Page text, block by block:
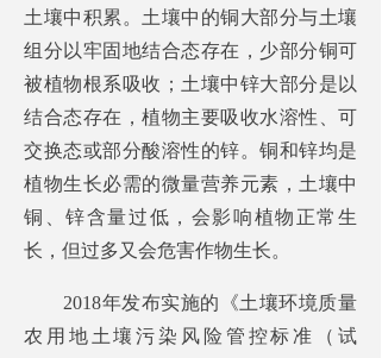
土壤中积累。土壤中的铜大部分与土壤
组分以牢固地结合态存在，少部分铜可
被植物根系吸收；土壤中锌大部分是以
结合态存在，植物主要吸收水溶性、可
交换态或部分酸溶性的锌。铜和锌均是
植物生长必需的微量营养元素，土壤中
铜、锌含量过低，会影响植物正常生
长，但过多又会危害作物生长。
2018年发布实施的《土壤环境质量
农用地土壤污染风险管控标准（试